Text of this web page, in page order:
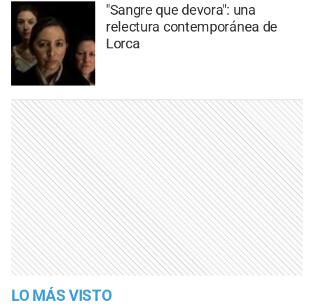
"Sangre que devora": una
relectura contemporánea de
Lorca
LO MÁS VISTO